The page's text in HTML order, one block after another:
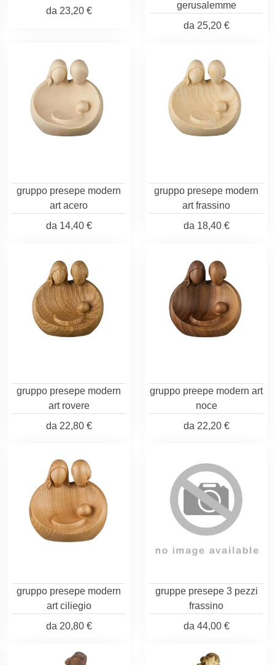
da 23,20 €
gerusalemme
da 25,20 €
gruppo presepe modern
art acero
da 14,40 €
gruppo presepe modern
art frassino
da 18,40 €
gruppo presepe modern
art rovere
da 22,80 €
gruppo preepe modern art
noce
da 22,20 €
gruppo presepe modern
art ciliegio
da 20,80 €
gruppe presepe 3 pezzi
frassino
da 44,00 €